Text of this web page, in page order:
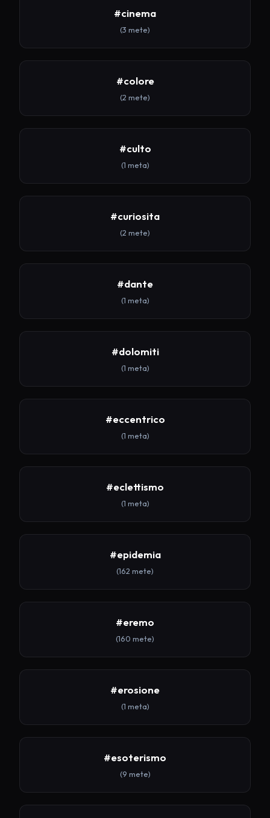
#cinema
(3 mete)
#colore
(2 mete)
#culto
(1 meta)
#curiosita
(2 mete)
#dante
(1 meta)
#dolomiti
(1 meta)
#eccentrico
(1 meta)
#eclettismo
(1 meta)
#epidemia
(162 mete)
#eremo
(160 mete)
#erosione
(1 meta)
#esoterismo
(9 mete)